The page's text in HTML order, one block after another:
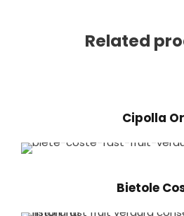
Related
Cipolla
Bietole